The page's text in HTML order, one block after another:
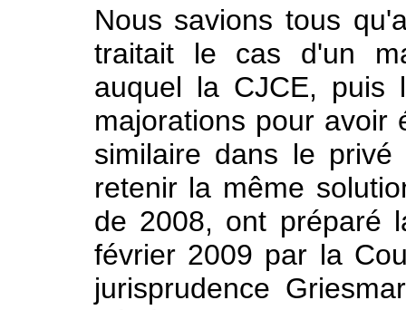
Nous savions tous
traitait le cas d'un
auquel la CJCE, puis
majorations pour avoir
similaire dans le
retenir la même
de 2008, ont préparé
février 2009 par la
jurisprudence